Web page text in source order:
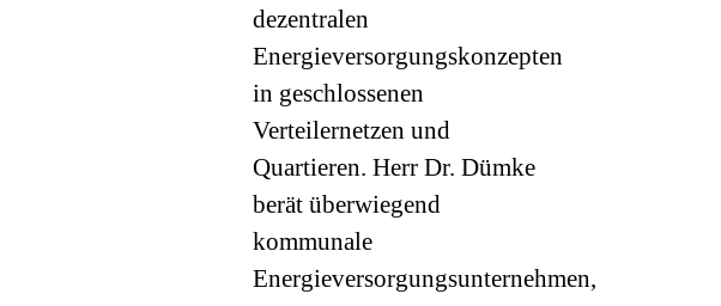
dezentralen
Energieversorgungskonzepten
in geschlossenen
Verteilernetzen und
Quartieren. Herr Dr. Dümke
berät überwiegend
kommunale
Energieversorgungsunternehmen,